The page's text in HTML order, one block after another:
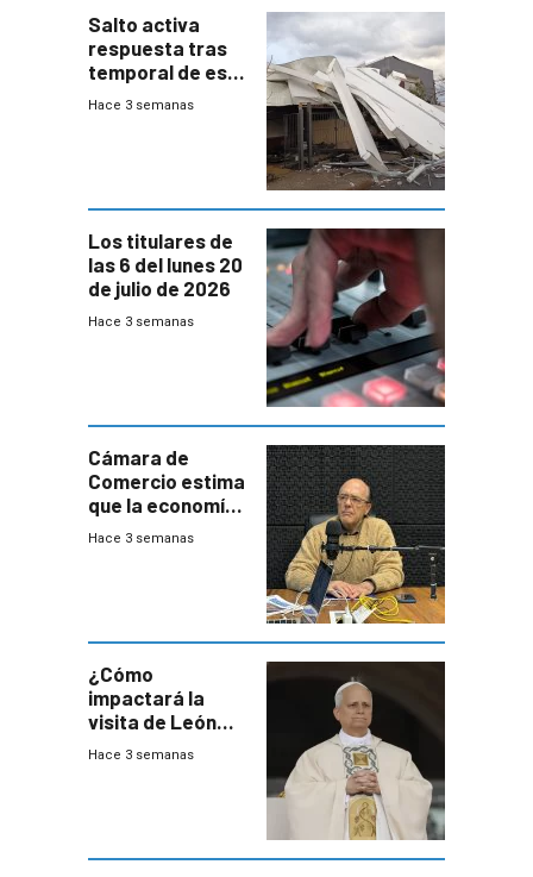
Salto activa
respuesta tras
temporal de este
sábado con
Hace 3 semanas
Los titulares de
las 6 del lunes 20
de julio de 2026
Hace 3 semanas
Cámara de
Comercio estima
que la economía
crecerá 1,6%
Hace 3 semanas
¿Cómo
impactará la
visita de León
XIV a Uruguay?
Hace 3 semanas